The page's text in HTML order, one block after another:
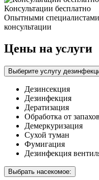
Консультации бесплатно
Опытными специалистами
консультации
Цены на услуги
Выберите услугу
Дезинсекция
Дезинфекция
Дератизация
Обработка от запахов
Демеркуризация
Сухой туман
Фумигация
Дезинфекция
Выбрать насекомое: